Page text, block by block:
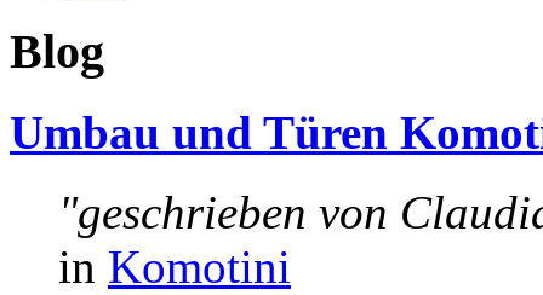
Blog
Umbau und Türen
"geschrieben von
in Komotini